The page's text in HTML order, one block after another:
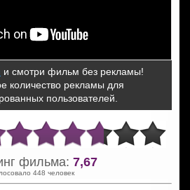
и смотри фильм без рекламы!
количество рекламы для
пользователей.
фильма: 7,67
448 человек